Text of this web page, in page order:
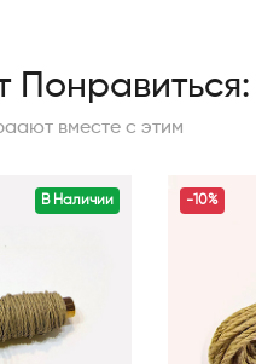
Понравиться:
вместе с этим
В Наличии -10%